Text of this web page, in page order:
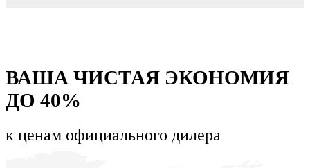
ВАША ЧИСТАЯ ЭКОНОМИЯ
ДО 40%
к ценам официального дилера